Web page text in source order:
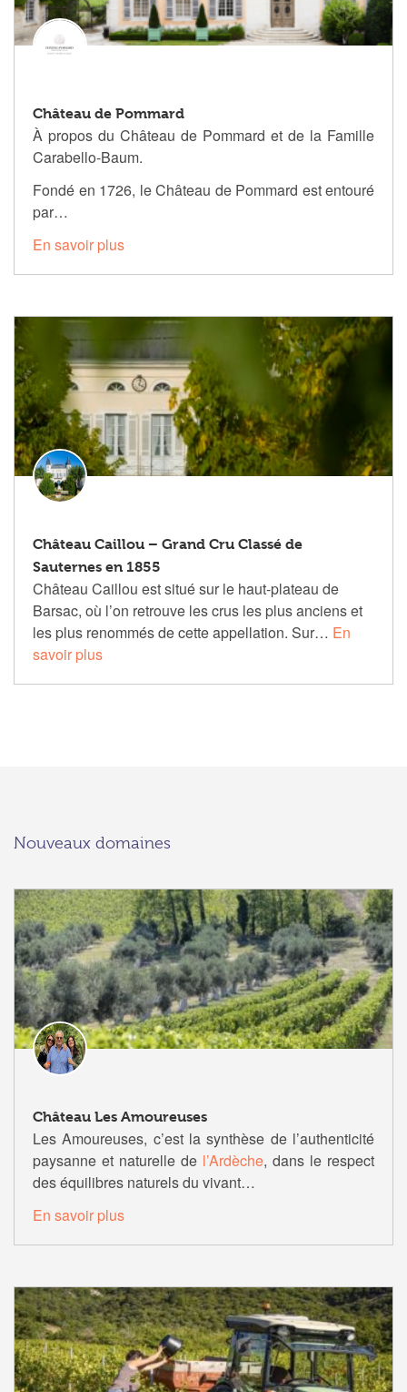
Château de Pommard
À propos du Château de Pommard et de la Famille
Carabello-Baum.
Fondé en 1726, le Château de Pommard est entouré
par…
En savoir plus
Château Caillou – Grand Cru Classé de
Sauternes en 1855
Château Caillou est situé sur le haut-plateau de
Barsac, où l’on retrouve les crus les plus anciens et
les plus renommés de cette appellation. Sur… En
savoir plus
Nouveaux domaines
Château Les Amoureuses
Les Amoureuses, c’est la synthèse de l’authenticité
paysanne et naturelle de l’Ardèche, dans le respect
des équilibres naturels du vivant…
En savoir plus